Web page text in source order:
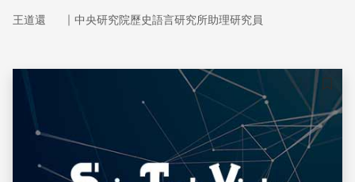
王道還 ｜ 中央研究院歷史語言研究所助理研究員
儲存